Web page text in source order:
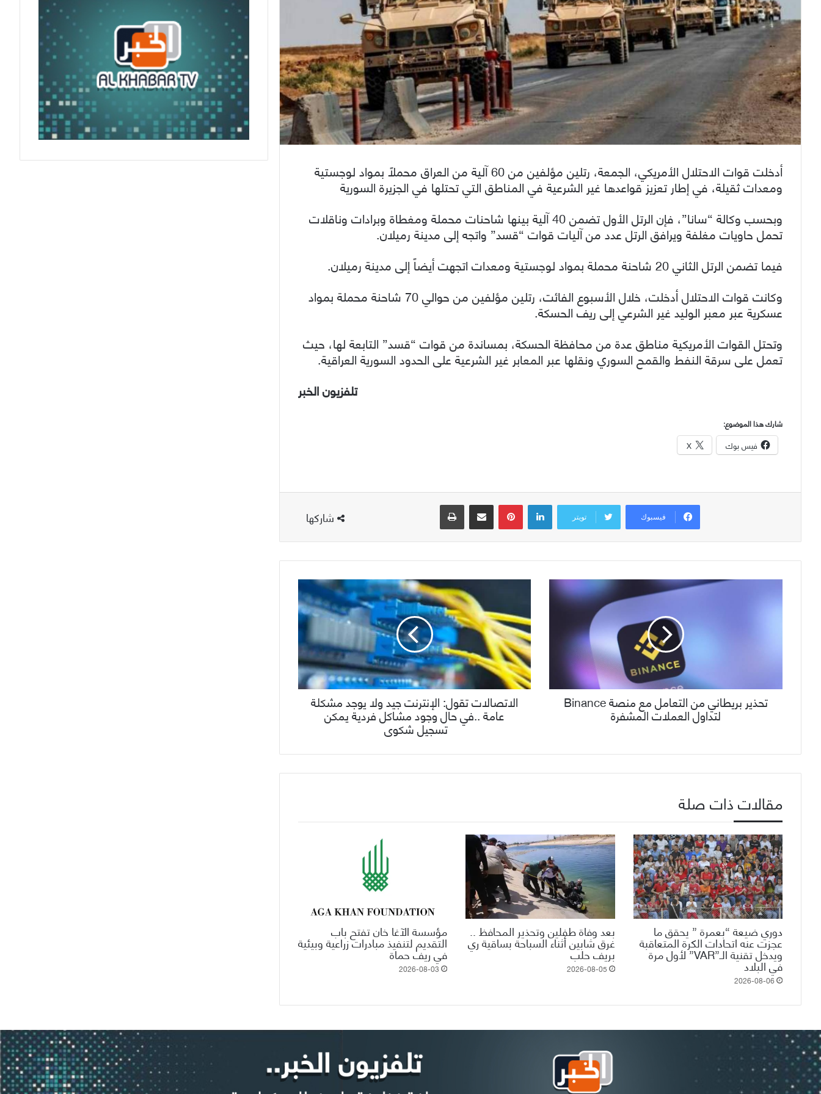
أدخلت قوات الاحتلال الأمريكي، الجمعة، رتلين مؤلفين من 60 آلية من العراق محملاً بمواد لوجستية
ومعدات ثقيلة، في إطار تعزيز قواعدها غير الشرعية في المناطق التي تحتلها في الجزيرة السورية
وبحسب وكالة “سانا”، فإن الرتل الأول تضمن 40 آلية بينها شاحنات محملة ومغطاة وبرادات وناقلات
تحمل حاويات مغلفة ويرافق الرتل عدد من آليات قوات “قسد” واتجه إلى مدينة رميلان.
فيما تضمن الرتل الثاني 20 شاحنة محملة بمواد لوجستية ومعدات اتجهت أيضاً إلى مدينة رميلان.
وكانت قوات الاحتلال أدخلت، خلال الأسبوع الفائت، رتلين مؤلفين من حوالي 70 شاحنة محملة بمواد
عسكرية عبر معبر الوليد غير الشرعي إلى ريف الحسكة.
وتحتل القوات الأمريكية مناطق عدة من محافظة الحسكة، بمساندة من قوات “قسد” التابعة لها، حيث
تعمل على سرقة النفط والقمح السوري ونقلها عبر المعابر غير الشرعية على الحدود السورية العراقية.
تلفزيون الخبر
شارك هذا الموضوع:
فيس بوك X
شاركها فيسبوك تويتر
لينكدإن بينتيريست مشاركة عبر البريد طباعة
تحذير بريطاني من التعامل مع منصة Binance
لتداول العملات المشفرة
الاتصالات تقول: الإنترنت جيد ولا يوجد مشكلة
عامة ..في حال وجود مشاكل فردية يمكن
تسجيل شكوى
مقالات ذات صلة
دوري ضيعة “بعمرة ” يحقق ما
عجزت عنه اتحادات الكرة المتعاقبة
ويدخل تقنية الـ”VAR” لأول مرة
في البلاد
2026-08-06
بعد وفاة طفلين وتحذير المحافظ ..
غرق شابين أثناء السباحة بساقية ري
بريف حلب
2026-08-05
مؤسسة الآغا خان تفتح باب
التقديم لتنفيذ مبادرات زراعية وبيئية
في ريف حماة
2026-08-03